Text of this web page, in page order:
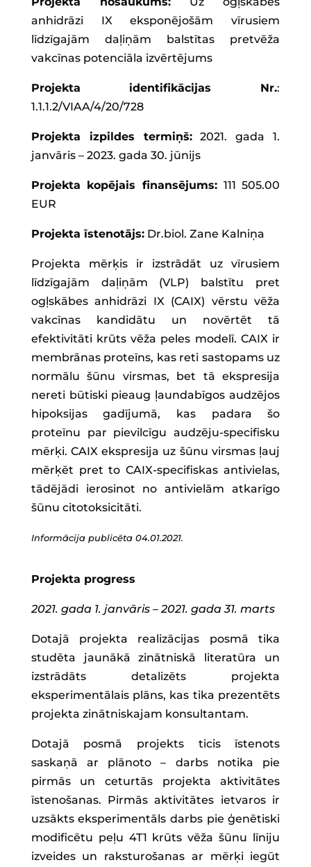
anhidrāzi IX eksponējošām vīrusiem
līdzīgajām daļiņām balstītas pretvēža
vakcīnas potenciāla izvērtējums
Projekta identifikācijas Nr.:
1.1.1.2/VIAA/4/20/728
Projekta izpildes termiņš:2021. gada 1.
janvāris – 2023. gada 30. jūnijs
Projekta kopējais finansējums: 111 505.00
EUR
Projekta īstenotājs:Dr.biol. Zane Kalniņa
Projekta mērķis ir izstrādāt uz vīrusiem
līdzīgajām daļiņām (VLP) balstītu pret
ogļskābes anhidrāzi IX (CAIX) vērstu vēža
vakcīnas kandidātu un novērtēt tā
efektivitāti krūts vēža peles modelī. CAIX ir
membrānas proteīns, kas reti sastopams uz
normālu šūnu virsmas, bet tā ekspresija
nereti būtiski pieaug ļaundabīgos audzējos
hipoksijas gadījumā, kas padara šo
proteīnu par pievilcīgu audzēju-specifisku
mērķi. CAIX ekspresija uz šūnu virsmas ļauj
mērķēt pret to CAIX-specifiskas antivielas,
tādējādi ierosinot no antivielām atkarīgo
šūnu citotoksicitāti.
Informācija publicēta 04.01.2021.
Projekta progress
2021. gada 1. janvāris – 2021. gada 31. marts
Dotajā projekta realizācijas posmā tika
studēta jaunākā zinātniskā literatūra un
izstrādāts detalizēts projekta
eksperimentālais plāns, kas tika prezentēts
projekta zinātniskajam konsultantam.
Dotajā posmā projekts ticis īstenots
saskaņā ar plānoto – darbs notika pie
pirmās un ceturtās projekta aktivitātes
īstenošanas. Pirmās aktivitātes ietvaros ir
uzsākts eksperimentāls darbs pie ģenētiski
modificētu peļu 4T1 krūts vēža šūnu līniju
izveides un raksturošanas ar mērķi iegūt